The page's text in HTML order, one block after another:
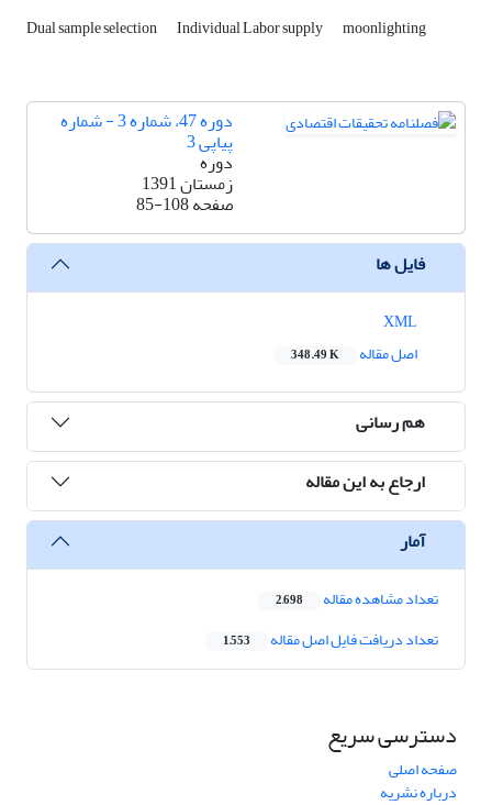
Dual sample selection Individual Labor supply moonlighting
دوره 47، شماره 3 - شماره
پیاپی 3
دوره
زمستان 1391
صفحه85-108
فایل ها
اصل مقاله
348.49 K
هم رسانی
ارجاع به این مقاله
آمار
تعداد مشاهده مقاله 2,698
تعداد دریافت فایل اصل مقاله 1,553
دسترسی سریع
صفحه اصلی
درباره نشریه